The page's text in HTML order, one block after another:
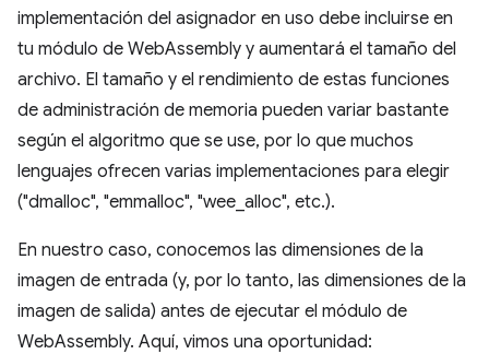
implementación del asignador en uso debe incluirse en
tu módulo de WebAssembly y aumentará el tamaño del
archivo. El tamaño y el rendimiento de estas funciones
de administración de memoria pueden variar bastante
según el algoritmo que se use, por lo que muchos
lenguajes ofrecen varias implementaciones para elegir
("dmalloc", "emmalloc", "wee_alloc", etc.).
En nuestro caso, conocemos las dimensiones de la
imagen de entrada (y, por lo tanto, las dimensiones de la
imagen de salida) antes de ejecutar el módulo de
WebAssembly. Aquí, vimos una oportunidad: